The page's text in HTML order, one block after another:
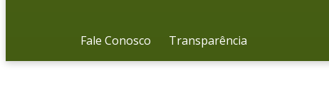
Transparência
Fale Conosco